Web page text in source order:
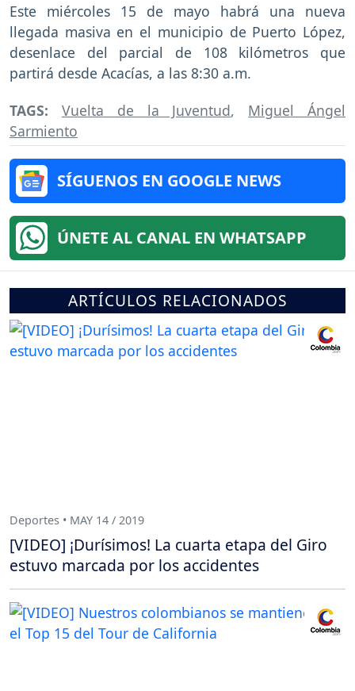
Este miércoles 15 de mayo habrá una nueva
llegada masiva en el municipio de Puerto López,
desenlace del parcial de 108 kilómetros que
partirá desde Acacías, a las 8:30 a.m.
TAGS: Vuelta de la Juventud, Miguel Ángel
Sarmiento
SÍGUENOS EN GOOGLE NEWS
ÚNETE AL CANAL EN WHATSAPP
ARTÍCULOS RELACIONADOS
Deportes • MAY 14 / 2019
[VIDEO] ¡Durísimos! La cuarta etapa del Giro
estuvo marcada por los accidentes